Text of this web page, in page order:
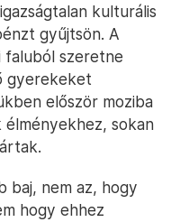
kulturális
gyűjtsön. A
szeretne
gyerekeket
először moziba
élményekhez, sokan
baj, nem az, hogy
hogy ehhez